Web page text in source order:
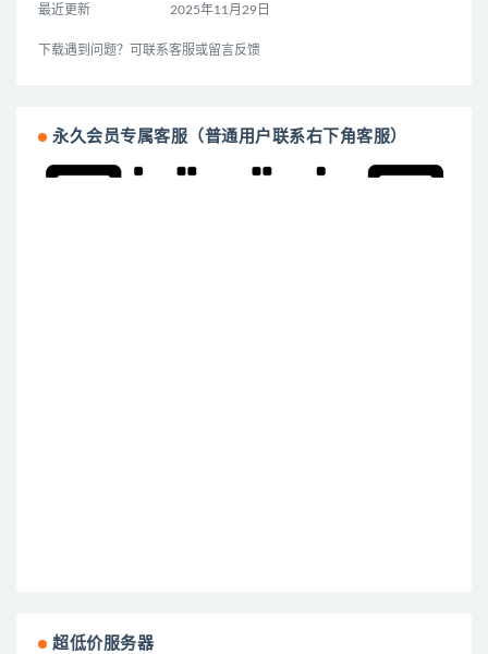
最近更新 2025年11月29日
下载遇到问题？可联系客服或留言反馈
永久会员专属客服（普通用户联系右下角客服）
超低价服务器